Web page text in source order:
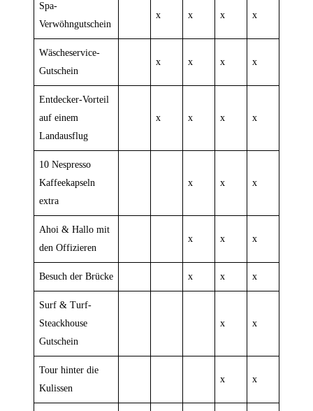
Spa-
Verwöhngutschein
x x x x
Wäscheservice-
Gutschein
x x x x
Entdecker-Vorteil
auf einem
Landausflug
x x x x
10 Nespresso
Kaffeekapseln
extra
x x x
Ahoi & Hallo mit
den Offizieren
x x x
Besuch der Brücke x x x
Surf & Turf-
Steackhouse
Gutschein
x x
Tour hinter die
Kulissen
x x